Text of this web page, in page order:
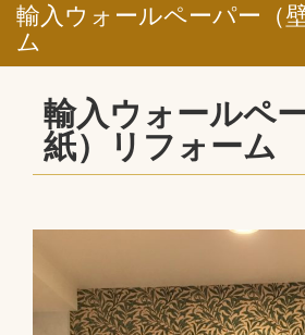
輸入ウォールペーパー（
ム
輸入ウォールペ
紙）リフォーム